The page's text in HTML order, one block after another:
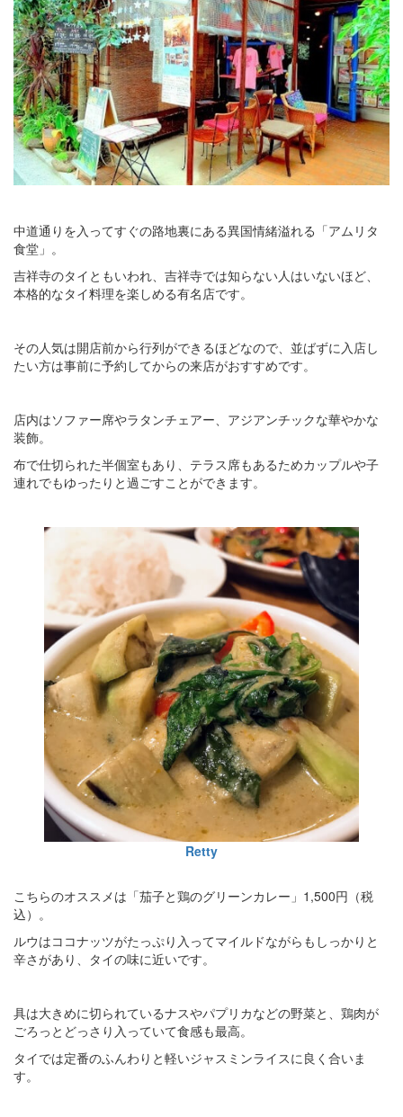
中道通りを入ってすぐの路地裏にある異国情緒溢れる「アムリタ
食堂」。
吉祥寺のタイともいわれ、吉祥寺では知らない人はいないほど、
本格的なタイ料理を楽しめる有名店です。
その人気は開店前から行列ができるほどなので、並ばずに入店し
たい方は事前に予約してからの来店がおすすめです。
店内はソファー席やラタンチェアー、アジアンチックな華やかな
装飾。
布で仕切られた半個室もあり、テラス席もあるためカップルや子
連れでもゆったりと過ごすことができます。
Retty
こちらのオススメは「茄子と鶏のグリーンカレー」1,500円（税
込）。
ルウはココナッツがたっぷり入ってマイルドながらもしっかりと
辛さがあり、タイの味に近いです。
具は大きめに切られているナスやパプリカなどの野菜と、鶏肉が
ごろっとどっさり入っていて食感も最高。
タイでは定番のふんわりと軽いジャスミンライスに良く合いま
す。